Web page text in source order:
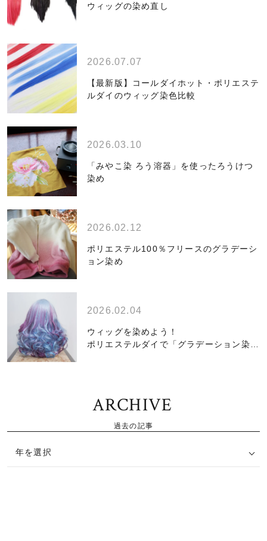
ウィッグの染め直し
2026.07.07
【最新版】コールダイホット・ポリエステ
ルダイのウィッグ染色比較
2026.03.10
「みやこ染 ろう溶器」を使ったろうけつ
染め
2026.02.12
ポリエステル100％フリースのグラデーシ
ョン染め
2026.02.04
ウィッグを染めよう！
ポリエステルダイで「グラデーション染
ARCHIVE
過去の記事
年を選択